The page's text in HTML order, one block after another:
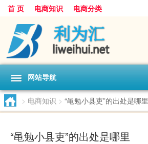
首 页 电商知识 电商分类
网站导航
> 电商知识 > “黾勉小县吏”的出处是哪里
“黾勉小县吏”的出处是哪里